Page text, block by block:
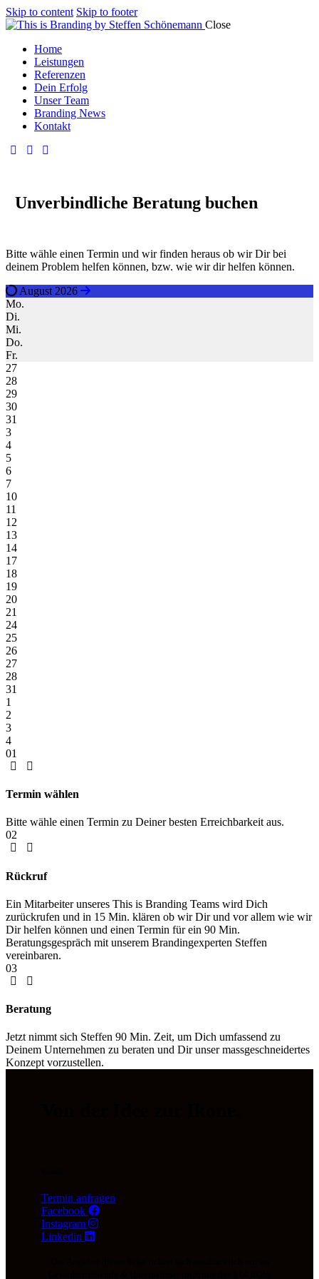
Skip to content Skip to footer
Close
Home
Leistungen
Referenzen
Dein Erfolg
Unser Team
Branding News
Kontakt
Unverbindliche Beratung buchen
Bitte wähle einen Termin und wir finden heraus ob wir Dir bei
deinem Problem helfen können, bzw. wie wir dir helfen können.
August 2026
Mo.
Di.
Mi.
Do.
Fr.
27
28
29
30
31
3
4
5
6
7
10
11
12
13
14
17
18
19
20
21
24
25
26
27
28
31
1
2
3
4
01
Termin wählen
Bitte wähle einen Termin zu Deiner besten Erreichbarkeit aus.
02
Rückruf
Ein Mitarbeiter unseres This is Branding Teams wird Dich
zurückrufen und in 15 Min. klären ob wir Dir und vor allem wie wir
Dir helfen können und einen Termin für ein 90 Min.
Beratungsgespräch mit unserem Brandingexperten Steffen
vereinbaren.
03
Beratung
Jetzt nimmt sich Steffen 90 Min. Zeit, um Dich umfassend zu
Deinem Unternehmen zu beraten und Dir unser massgeschneidertes
Konzept vorzustellen.
Termin anfragen
Facebook
Instagram
Linkedin